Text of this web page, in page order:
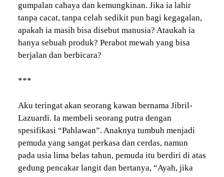
gumpalan cahaya dan kemungkinan. Jika ia lahir
tanpa cacat, tanpa celah sedikit pun bagi kegagalan,
apakah ia masih bisa disebut manusia? Ataukah ia
hanya sebuah produk? Perabot mewah yang bisa
berjalan dan berbicara?
***
Aku teringat akan seorang kawan bernama Jibril-
Lazuardi. Ia membeli seorang putra dengan
spesifikasi “Pahlawan”. Anaknya tumbuh menjadi
pemuda yang sangat perkasa dan cerdas, namun
pada usia lima belas tahun, pemuda itu berdiri di atas
gedung pencakar langit dan bertanya, “Ayah, jika